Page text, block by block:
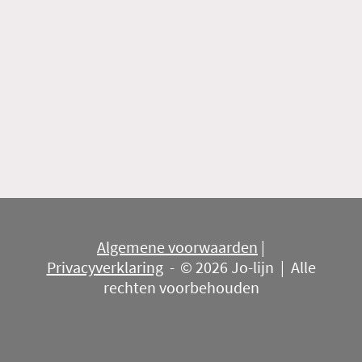
Algemene voorwaarden |
Privacyverklaring- © 2026 Jo-lijn | Alle
rechten voorbehouden